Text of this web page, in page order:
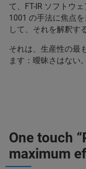
て、FT-IR ソフトウ
1001 の手法に焦点
して、それを解釈す
それは、生産性の最
ます：曖昧さはない
One touch
maximum